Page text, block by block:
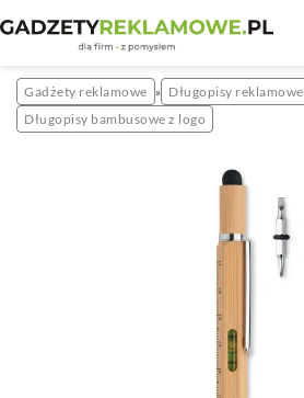
Gadżety reklamowe » Długopisy reklamowe
Długopisy bambusowe z logo